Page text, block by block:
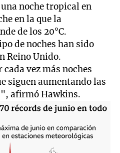
noche tropical en
en la que la
de los 20°C.
de noches han sido
Reino Unido.
vez más noches
siguen aumentando las
afirmó Hawkins.